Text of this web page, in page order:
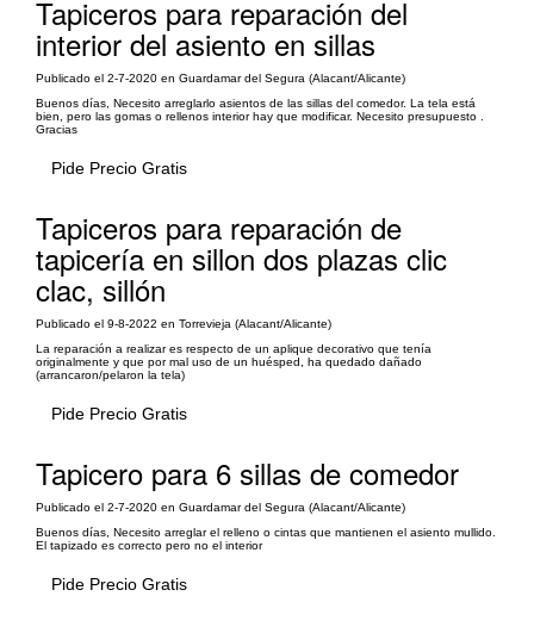
Tapiceros para reparación del
interior del asiento en sillas
Publicado el 2-7-2020 en Guardamar del Segura (Alacant/Alicante)
Buenos días, Necesito arreglarlo asientos de las sillas del comedor. La tela está
bien, pero las gomas o rellenos interior hay que modificar. Necesito presupuesto .
Gracias
Pide Precio Gratis
Tapiceros para reparación de
tapicería en sillon dos plazas clic
clac, sillón
Publicado el 9-8-2022 en Torrevieja (Alacant/Alicante)
La reparación a realizar es respecto de un aplique decorativo que tenía
originalmente y que por mal uso de un huésped, ha quedado dañado
(arrancaron/pelaron la tela)
Pide Precio Gratis
Tapicero para 6 sillas de comedor
Publicado el 2-7-2020 en Guardamar del Segura (Alacant/Alicante)
Buenos días, Necesito arreglar el relleno o cintas que mantienen el asiento mullido.
El tapizado es correcto pero no el interior
Pide Precio Gratis